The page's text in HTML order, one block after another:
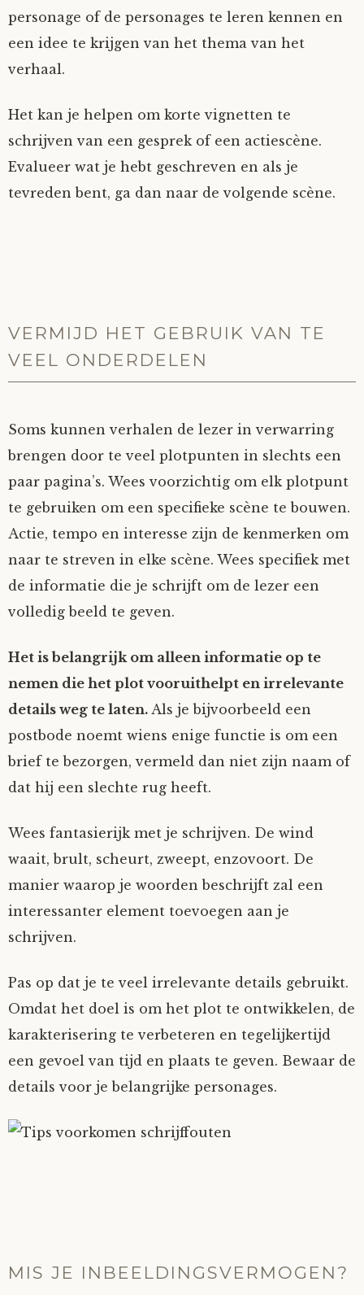
personage of de personages te leren kennen en
een idee te krijgen van het thema van het
verhaal.
Het kan je helpen om korte vignetten te
schrijven van een gesprek of een actiescène.
Evalueer wat je hebt geschreven en als je
tevreden bent, ga dan naar de volgende scène.
VERMIJD HET GEBRUIK VAN TE
VEEL ONDERDELEN
Soms kunnen verhalen de lezer in verwarring
brengen door te veel plotpunten in slechts een
paar pagina’s. Wees voorzichtig om elk plotpunt
te gebruiken om een specifieke scène te bouwen.
Actie, tempo en interesse zijn de kenmerken om
naar te streven in elke scène. Wees specifiek met
de informatie die je schrijft om de lezer een
volledig beeld te geven.
Het is belangrijk om alleen informatie op te
nemen die het plot vooruithelpt en irrelevante
details weg te laten. Als je bijvoorbeeld een
postbode noemt wiens enige functie is om een
brief te bezorgen, vermeld dan niet zijn naam of
dat hij een slechte rug heeft.
Wees fantasierijk met je schrijven. De wind
waait, brult, scheurt, zweept, enzovoort. De
manier waarop je woorden beschrijft zal een
interessanter element toevoegen aan je
schrijven.
Pas op dat je te veel irrelevante details gebruikt.
Omdat het doel is om het plot te ontwikkelen, de
karakterisering te verbeteren en tegelijkertijd
een gevoel van tijd en plaats te geven. Bewaar de
details voor je belangrijke personages.
MIS JE INBEELDINGSVERMOGEN?